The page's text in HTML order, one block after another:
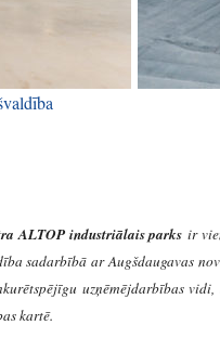
ALTOP industriālais parks ir
sadarbībā ar Augšdaugavas
uzņēmējdarbības
kartē.